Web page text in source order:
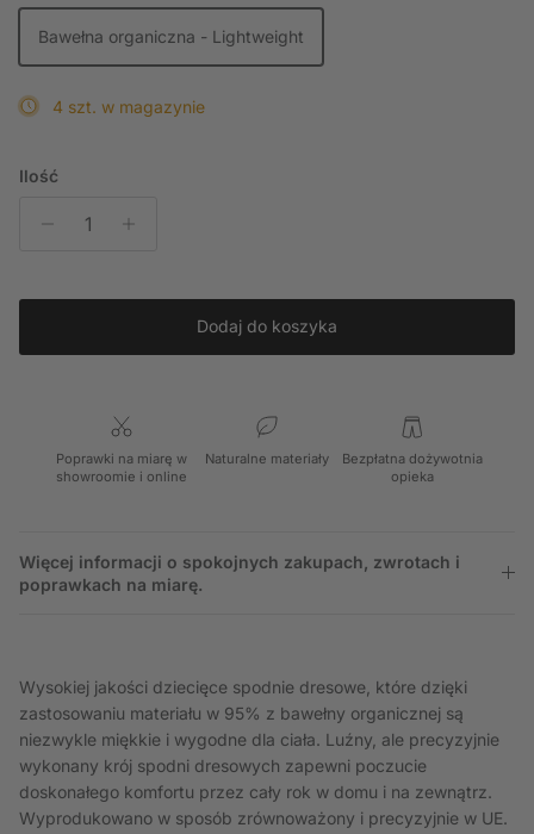
Bawełna organiczna - Lightweight
4 szt. w magazynie
Ilość
Dodaj do koszyka
Poprawki na miarę w
showroomie i online
Naturalne materiały
Bezpłatna dożywotnia
opieka
Więcej informacji o spokojnych zakupach, zwrotach i
poprawkach na miarę.
Wysokiej jakości dziecięce spodnie dresowe, które dzięki
zastosowaniu materiału w 95% z bawełny organicznej są
niezwykle miękkie i wygodne dla ciała. Luźny, ale precyzyjnie
wykonany krój spodni dresowych zapewni poczucie
doskonałego komfortu przez cały rok w domu i na zewnątrz.
Wyprodukowano w sposób zrównoważony i precyzyjnie w UE.